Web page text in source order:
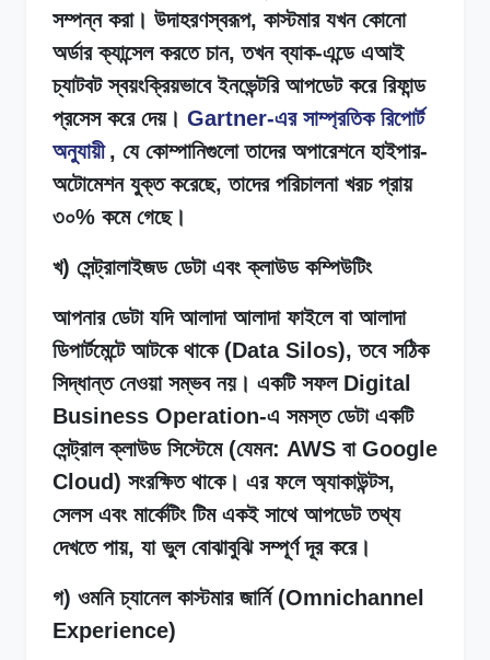
সম্পন্ন করা। উদাহরণস্বরূপ, কাস্টমার যখন কোনো
অর্ডার ক্যান্সেল করতে চান, তখন ব্যাক-এন্ডে এআই
চ্যাটবট স্বয়ংক্রিয়ভাবে ইনভেন্টরি আপডেট করে রিফান্ড
প্রসেস করে দেয়। Gartner-এর সাম্প্রতিক রিপোর্ট
অনুযায়ী , যে কোম্পানিগুলো তাদের অপারেশনে হাইপার-
অটোমেশন যুক্ত করেছে, তাদের পরিচালনা খরচ প্রায়
৩০% কমে গেছে।
খ) সেন্ট্রালাইজড ডেটা এবং ক্লাউড কম্পিউটিং
আপনার ডেটা যদি আলাদা আলাদা ফাইলে বা আলাদা
ডিপার্টমেন্টে আটকে থাকে (Data Silos), তবে সঠিক
সিদ্ধান্ত নেওয়া সম্ভব নয়। একটি সফল Digital
Business Operation-এ সমস্ত ডেটা একটি
সেন্ট্রাল ক্লাউড সিস্টেমে (যেমন: AWS বা Google
Cloud) সংরক্ষিত থাকে। এর ফলে অ্যাকাউন্টস,
সেলস এবং মার্কেটিং টিম একই সাথে আপডেট তথ্য
দেখতে পায়, যা ভুল বোঝাবুঝি সম্পূর্ণ দূর করে।
গ) ওমনি চ্যানেল কাস্টমার জার্নি (Omnichannel
Experience)